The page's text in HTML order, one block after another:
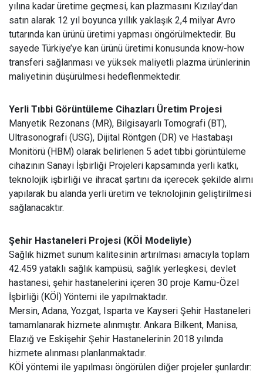
yılına kadar üretime geçmesi, kan plazmasını Kızılay’dan
satın alarak 12 yıl boyunca yıllık yaklaşık 2,4 milyar Avro
tutarında kan ürünü üretimi yapması öngörülmektedir. Bu
sayede Türkiye’ye kan ürünü üretimi konusunda know-how
transferi sağlanması ve yüksek maliyetli plazma ürünlerinin
maliyetinin düşürülmesi hedeflenmektedir.
Yerli Tıbbi Görüntüleme Cihazları Üretim Projesi
Manyetik Rezonans (MR), Bilgisayarlı Tomografi (BT),
Ultrasonografi (USG), Dijital Röntgen (DR) ve Hastabaşı
Monitörü (HBM) olarak belirlenen 5 adet tıbbi görüntüleme
cihazının Sanayi İşbirliği Projeleri kapsamında yerli katkı,
teknolojik işbirliği ve ihracat şartını da içerecek şekilde alımı
yapılarak bu alanda yerli üretim ve teknolojinin geliştirilmesi
sağlanacaktır.
Şehir Hastaneleri Projesi (KÖİ Modeliyle)
Sağlık hizmet sunum kalitesinin artırılması amacıyla toplam
42.459 yataklı sağlık kampüsü, sağlık yerleşkesi, devlet
hastanesi, şehir hastanelerini içeren 30 proje Kamu-Özel
İşbirliği (KÖİ) Yöntemi ile yapılmaktadır.
Mersin, Adana, Yozgat, Isparta ve Kayseri Şehir Hastaneleri
tamamlanarak hizmete alınmıştır. Ankara Bilkent, Manisa,
Elazığ ve Eskişehir Şehir Hastanelerinin 2018 yılında
hizmete alınması planlanmaktadır.
KÖİ yöntemi ile yapılması öngörülen diğer projeler şunlardır: